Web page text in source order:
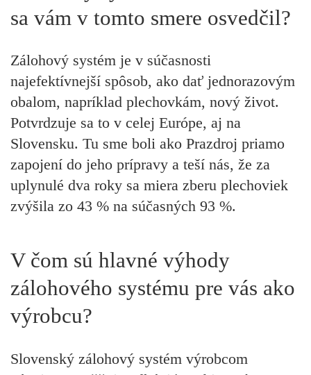
sa vám v tomto smere osvedčil?
Zálohový systém je v súčasnosti
najefektívnejší spôsob, ako dať jednorazovým
obalom, napríklad plechovkám, nový život.
Potvrdzuje sa to v celej Európe, aj na
Slovensku. Tu sme boli ako Prazdroj priamo
zapojení do jeho prípravy a teší nás, že za
uplynulé dva roky sa miera zberu plechoviek
zvýšila zo 43 % na súčasných 93 %.
V čom sú hlavné výhody
zálohového systému pre vás ako
výrobcu?
Slovenský zálohový systém výrobcom